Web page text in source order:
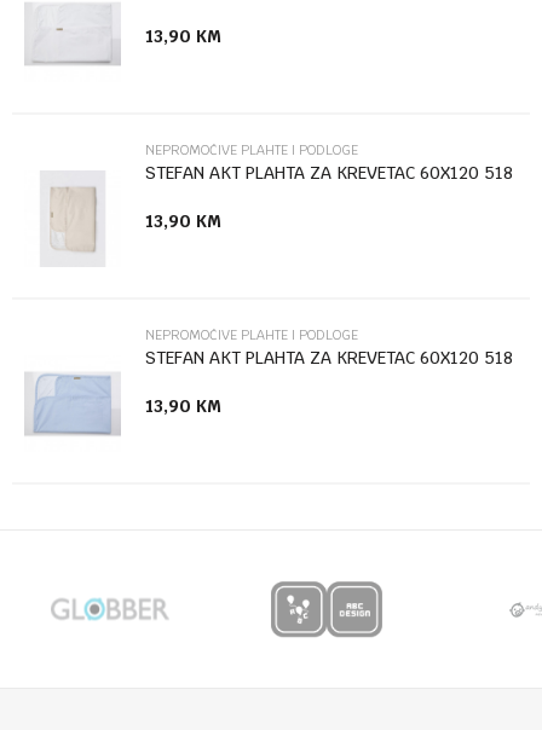
Poruka
Anti-spam zaštita - izračunajte koliko je 4 + 1 :
13,90 KM
NEPROMOČIVE PLAHTE I PODLOGE
STEFAN AKT PLAHTA ZA KREVETAC 60X120 518
13,90 KM
NEPROMOČIVE PLAHTE I PODLOGE
STEFAN AKT PLAHTA ZA KREVETAC 60X120 518
13,90 KM